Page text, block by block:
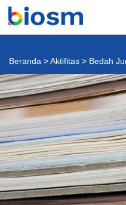
Beranda >Aktifitas > Bedah